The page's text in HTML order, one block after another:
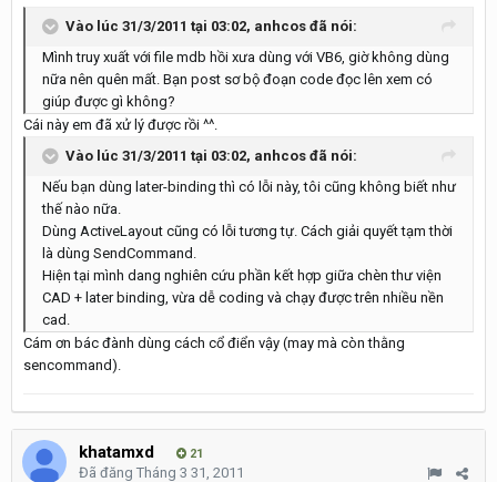
Vào lúc 31/3/2011 tại 03:02, anhcos đã nói:
Mình truy xuất với file mdb hồi xưa dùng với VB6, giờ không dùng
nữa nên quên mất. Bạn post sơ bộ đoạn code đọc lên xem có
giúp được gì không?
Cái này em đã xử lý được rồi ^^.
Vào lúc 31/3/2011 tại 03:02, anhcos đã nói:
Nếu bạn dùng later-binding thì có lỗi này, tôi cũng không biết như
thế nào nữa.
Dùng ActiveLayout cũng có lỗi tương tự. Cách giải quyết tạm thời
là dùng SendCommand.
Hiện tại mình dang nghiên cứu phần kết hợp giữa chèn thư viện
CAD + later binding, vừa dễ coding và chạy được trên nhiều nền
cad.
Cám ơn bác đành dùng cách cổ điển vậy (may mà còn thằng
sencommand).
khatamxd 21
Đã đăng Tháng 3 31, 2011